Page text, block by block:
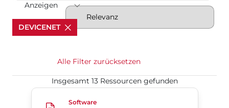
Anzeigen
DEVICENET
Alle Filter zurücksetzen
Insgesamt 13 Ressourcen gefunden
Serie 5B/5C DeviceNet EDS
Software